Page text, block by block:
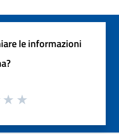
le informazioni